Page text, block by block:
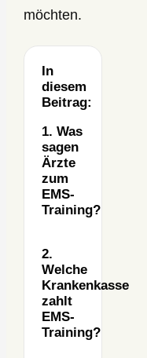
möchten.
In
diesem
Beitrag:
1. Was
sagen
Ärzte
zum
EMS-
Training?
2.
Welche
Krankenkasse
zahlt
EMS-
Training?